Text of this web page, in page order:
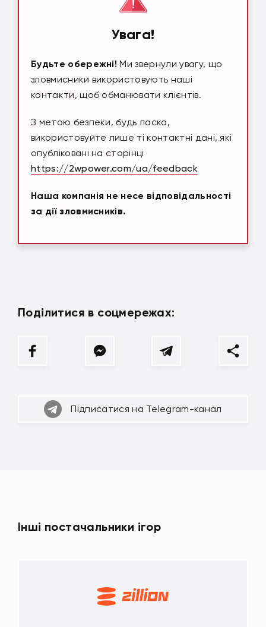
Увага!
Будьте обережні! Ми звернули увагу, що
зловмисники використовують наші
контакти, щоб обманювати клієнтів.
З метою безпеки, будь ласка,
використовуйте лише ті контактні дані, які
опубліковані на сторінці
https://2wpower.com/ua/feedback
Наша компанія не несе відповідальності
за дії зловмисників.
Поділитися в соцмережах:
Підписатися на Telegram-канал
Інші постачальники ігор